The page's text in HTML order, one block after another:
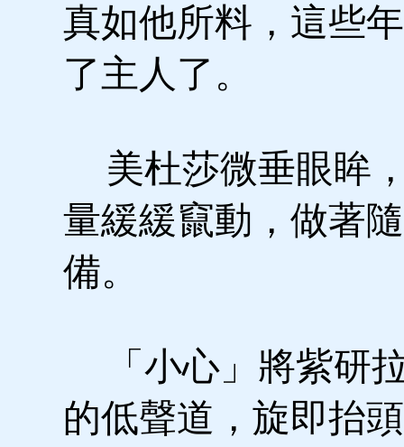
真如他所料，這些
了主人了。
美杜莎微垂眼眸
量緩緩竄動，做著
備。
「小心」將紫研
的低聲道，旋即抬